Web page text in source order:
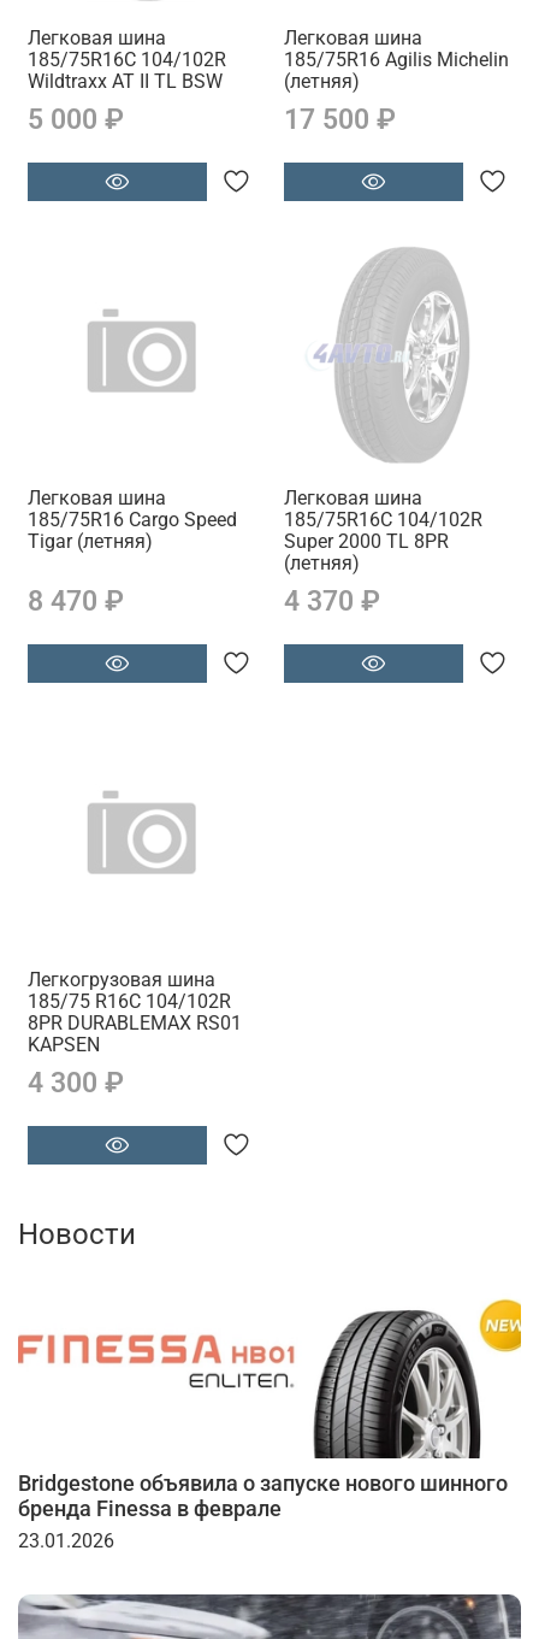
Легковая шина
185/75R16C 104/102R
Wildtraxx AT II TL BSW
5 000 ₽
Легковая шина
185/75R16 Agilis Michelin
(летняя)
17 500 ₽
Легковая шина
185/75R16 Cargo Speed
Tigar (летняя)
8 470 ₽
Легковая шина
185/75R16C 104/102R
Super 2000 TL 8PR
(летняя)
4 370 ₽
Легкогрузовая шина
185/75 R16С 104/102R
8PR DURABLEMAX RS01
KAPSEN
4 300 ₽
Новости
Bridgestone объявила о запуске нового шинного
бренда Finessa в феврале
23.01.2026